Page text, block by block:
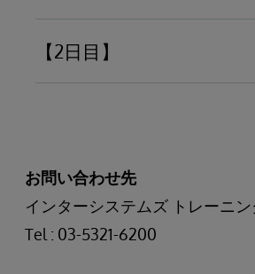
【2日目】
お問い合わせ先
インターシステムズ トレーニ
Tel : 03-5321-6200